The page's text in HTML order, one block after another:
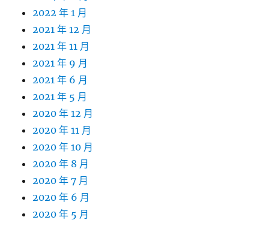
2022 年 1 月
2021 年 12 月
2021 年 11 月
2021 年 9 月
2021 年 6 月
2021 年 5 月
2020 年 12 月
2020 年 11 月
2020 年 10 月
2020 年 8 月
2020 年 7 月
2020 年 6 月
2020 年 5 月